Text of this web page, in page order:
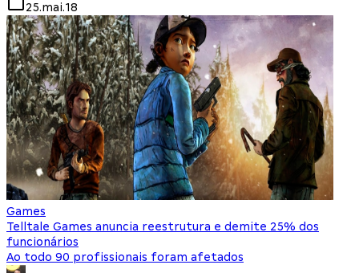
25.mai.18
Games
Telltale Games anuncia reestrutura e demite 25% dos
funcionários
Ao todo 90 profissionais foram afetados